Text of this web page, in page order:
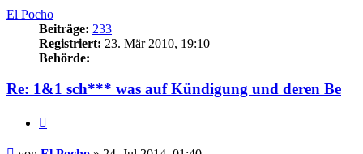
El Pocho
Beiträge: 233
Registriert: 23. Mär 2010, 19:10
Behörde:
Re: 1&1 sch*** was auf Kündigung und deren Be
Beitrag